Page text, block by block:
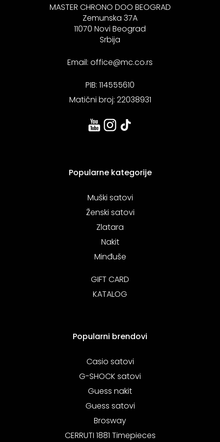
MASTER CHRONO DOO BEOGRAD
Zemunska 37A
11070 Novi Beograd
Srbija
Email: office@mc.co.rs
PIB: 114555610
Matični broj: 22038931
Popularne kategorije
Muški satovi
Ženski satovi
Zlatara
Nakit
Minđuše
GIFT CARD
KATALOG
Popularni brendovi
Casio satovi
G-SHOCK satovi
Guess nakit
Guess satovi
Brosway
CERRUTI 1881 Timepieces